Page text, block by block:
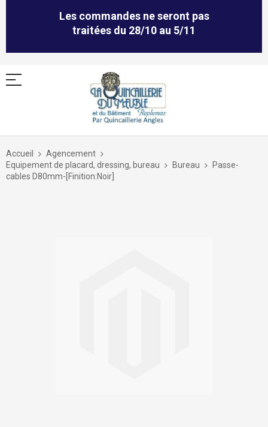
Les commandes ne seront pas
traitées du 28/10 au 5/11
Allez
contenu
Accueil
Agencement
Equipement de placard, dressing, bureau
Bureau
Passe-
cables D80mm-[Finition:Noir]